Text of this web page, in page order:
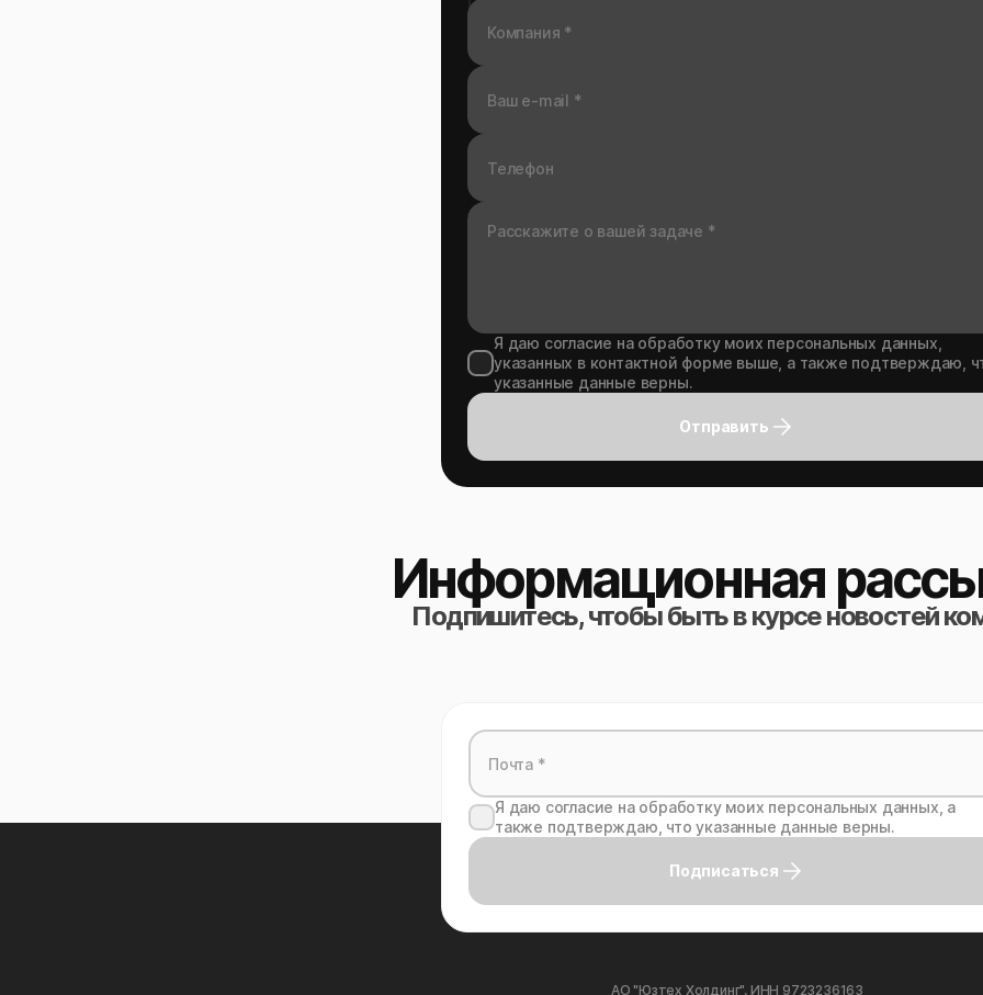
Я даю согласие на обработку моих персональных данных,
указанных в контактной форме выше, а также подтверждаю,
указанные данные верны.
Отправить
Информационная
Подпишитесь, чтобы быть в курсе новостей
Я даю согласие на обработку моих персональных данных, а
также подтверждаю, что указанные данные верны.
Подписаться
АО "Юзтех Холдинг", ИНН 9723236163